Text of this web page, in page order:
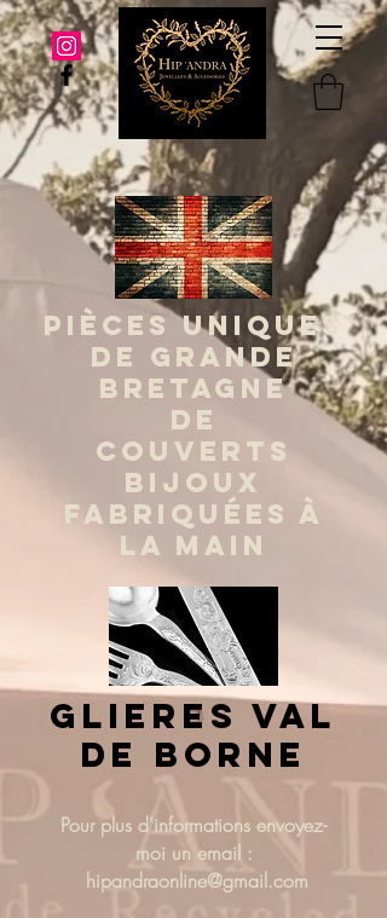
PIÈCES UNIQUES
DE GRANDE
BRETAGNE
DE
COUVERTS
BIJOUX
FABRIQUÉES À
LA MAIN
glieres val
de borne
Pour plus d'informations envoyez-
moi un email :
hipandraonline@gmail.com